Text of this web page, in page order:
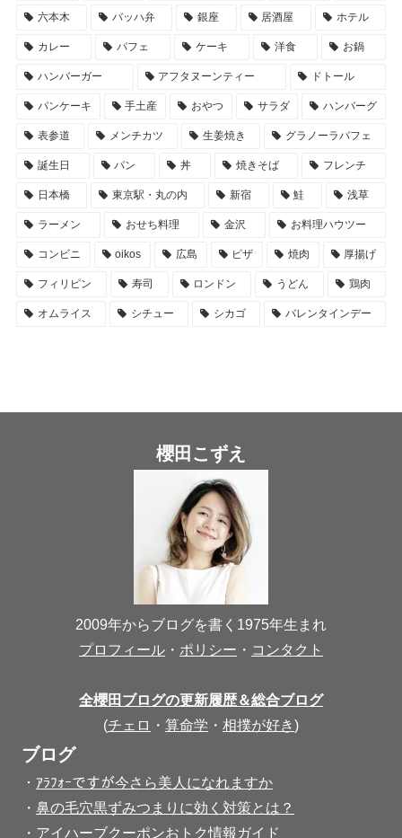
六本木 バッハ弁 銀座 居酒屋 ホテル
カレー パフェ ケーキ 洋食 お鍋
ハンバーガー アフタヌーンティー ドトール
パンケーキ 手土産 おやつ サラダ ハンバーグ
表参道 メンチカツ 生姜焼き グラノーラパフェ
誕生日 パン 丼 焼きそば フレンチ
日本橋 東京駅・丸の内 新宿 鮭 浅草
ラーメン おせち料理 金沢 お料理ハウツー
コンビニ oikos 広島 ピザ 焼肉 厚揚げ
フィリピン 寿司 ロンドン うどん 鶏肉
オムライス シチュー シカゴ バレンタインデー
櫻田こずえ
2009年からブログを書く1975年生まれ
プロフィール ・ ポリシー ・ コンタクト
全櫻田ブログの更新履歴＆総合ブログ
(チェロ ・ 算命学 ・ 相撲が好き)
ブログ
・ ｱﾗﾌｫｰですが今さら美人になれますか
・ 鼻の毛穴黒ずみつまりに効く対策とは？
・ アイハーブクーポンおトク情報ガイド